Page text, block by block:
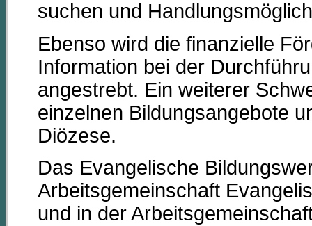
suchen und
Ebenso wird die finanzielle
Information bei der
angestrebt. Ein weiterer
einzelnen Bildungsangebote
Diözese.
Das Evangelische
Arbeitsgemeinschaft
und in der